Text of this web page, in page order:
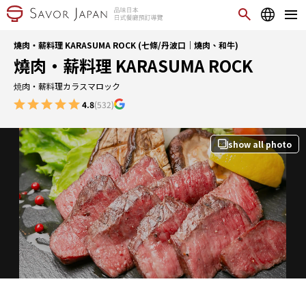
燒肉・薪料理 KARASUMA ROCK (七條/丹波口｜燒肉、和牛)
燒肉・薪料理 KARASUMA ROCK
焼肉・薪料理カラスマロック
4.8(532)
show all photo